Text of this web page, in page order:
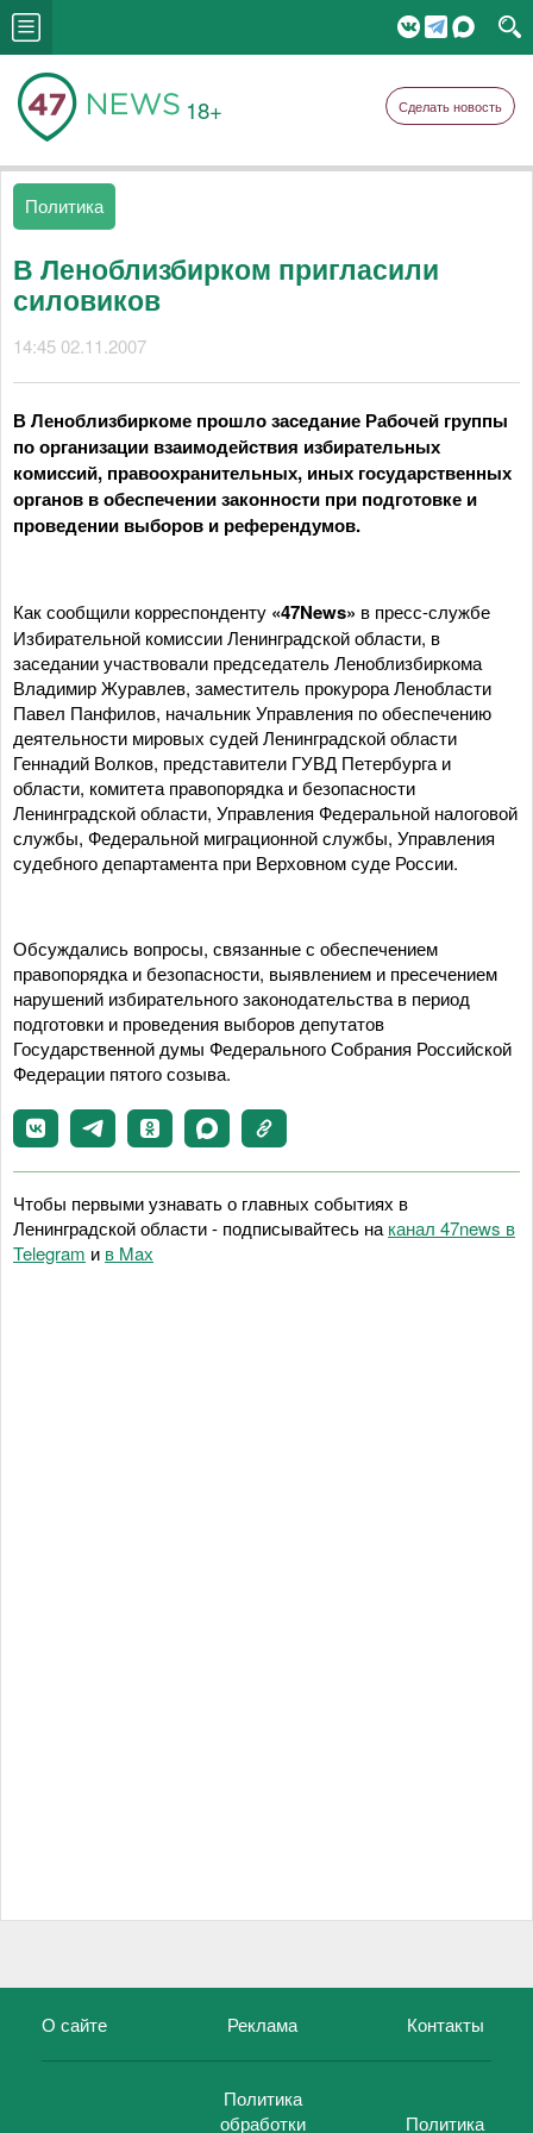
18+ Сделать новость
Политика
В Леноблизбирком пригласили
силовиков
14:45 02.11.2007
В Леноблизбиркоме прошло заседание Рабочей группы
по организации взаимодействия избирательных
комиссий, правоохранительных, иных государственных
органов в обеспечении законности при подготовке и
проведении выборов и референдумов.
Как сообщили корреспонденту «47News» в пресс-службе
Избирательной комиссии Ленинградской области, в
заседании участвовали председатель Леноблизбиркома
Владимир Журавлев, заместитель прокурора Ленобласти
Павел Панфилов, начальник Управления по обеспечению
деятельности мировых судей Ленинградской области
Геннадий Волков, представители ГУВД Петербурга и
области, комитета правопорядка и безопасности
Ленинградской области, Управления Федеральной налоговой
службы, Федеральной миграционной службы, Управления
судебного департамента при Верховном суде России.
Обсуждались вопросы, связанные с обеспечением
правопорядка и безопасности, выявлением и пресечением
нарушений избирательного законодательства в период
подготовки и проведения выборов депутатов
Государственной думы Федерального Собрания Российской
Федерации пятого созыва.
Чтобы первыми узнавать о главных событиях в
Ленинградской области - подписывайтесь на канал 47news в
Telegram и в Maх
О сайте Реклама Контакты
Политика
обработки
Политика